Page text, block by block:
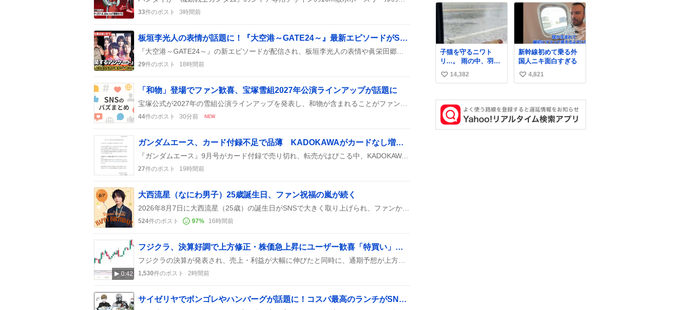
33件のポスト 3時間前
板垣李光人の表情が話題に！『大空港～GATE24～』最新エピソードがSNSで盛り上がり
29件のポスト 18時間前
「和物」登場でファン歓喜、宝塚雪組2027年公演ラインアップが話題に
44件のポスト 30分前 NEW
ガンダムエース、カード付録不足で品薄 KADOKAWAがカードなし増刷を発表
『ガンダムエース』9月号がカード付録で売り切れ、転売がはびこる中、KADOKAWAはカードなしで増刷・再販することにしたとSNSで話題になっている。ファンからは「また買えるようになってほしい」や「カードがなくても読めるのは嬉しい」などの声が上がっている。
27件のポスト 19時間前
大西流星（なにわ男子）25歳誕生日、ファン祝福の嵐が続く
524件のポスト 97% 16時間前
0:42
フジクラ、決算好調で上方修正・株価急上昇にユーザー歓喜「特買い」まで広がる熱狂
1,530件のポスト 2時間前
サイゼリヤでボンゴレやハンバーグが話題に！コスパ最高のランチがSNSで大盛り上がり
い
ね
数
いつかの引越しで無
くしてしまった」と
いう話をしたら、
「お土産で買ってき
たくらいの価格感な
ら、ドイツの黒い森
のフローライトか
な…」と当たりつけ
てもらった。確かに
がする 凄い
い
子猫を守るニワト
リ...。 雨の中、羽の
中に子猫を入れて守
る姿に感動した！！
い
ね
数
14,382
新幹線初めて乗る外
国人ニキ面白すぎる
い
ね
数
4,821